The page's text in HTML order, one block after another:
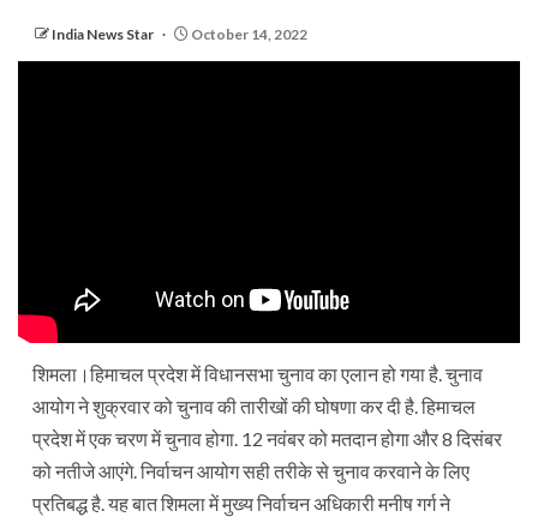
India News Star October 14, 2022
शिमला।हिमाचल प्रदेश में विधानसभा चुनाव का एलान हो गया है. चुनाव
आयोग ने शुक्रवार को चुनाव की तारीखों की घोषणा कर दी है. हिमाचल
प्रदेश में एक चरण में चुनाव होगा. 12 नवंबर को मतदान होगा और 8 दिसंबर
को नतीजे आएंगे. निर्वाचन आयोग सही तरीके से चुनाव करवाने के लिए
प्रतिबद्ध है. यह बात शिमला में मुख्य निर्वाचन अधिकारी मनीष गर्ग ने